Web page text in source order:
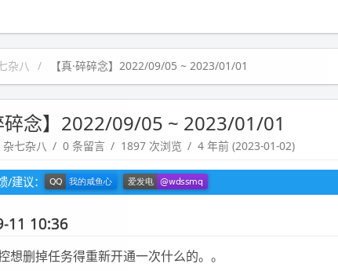
杂八 【真·碎碎念】2022/09/05 ~ 2023/01/01
碎念】2022/09/05 ~ 2023/01/01
杂七杂八 0 条留言 1897 次浏览 4 年前 (2023-01-02)
/建议：
11 10:36
想删掉任务得重新开通一次什么的。。